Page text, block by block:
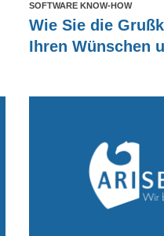
SOFTWARE KNOW-HOW
Wie Sie die
Ihren Wünschen